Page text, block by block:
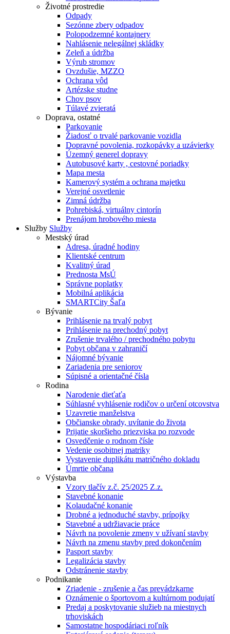
Životné prostredie
Odpady
Sezónne zbery odpadov
Polopodzemné kontajnery
Nahlásenie nelegálnej skládky
Zeleň a údržba
Výrub stromov
Ovzdušie, MZZO
Ochrana vôd
Artézske studne
Chov psov
Túlavé zvieratá
Doprava, ostatné
Parkovanie
Žiadosť o trvalé parkovanie vozidla
Dopravné povolenia, rozkopávky a uzávierky
Územný generel dopravy
Autobusové karty , cestovné poriadky
Mapa mesta
Kamerový systém a ochrana majetku
Verejné osvetlenie
Zimná údržba
Pohrebiská, virtuálny cintorín
Prenájom hrobového miesta
Služby Služby
Mestský úrad
Adresa, úradné hodiny
Klientské centrum
Kvalitný úrad
Prednosta MsÚ
Správne poplatky
Mobilná aplikácia
SMARTCity Šaľa
Bývanie
Prihlásenie na trvalý pobyt
Prihlásenie na prechodný pobyt
Zrušenie trvalého / prechodného pobytu
Pobyt občana v zahraničí
Nájomné bývanie
Zariadenia pre seniorov
Súpisné a orientačné čísla
Rodina
Narodenie dieťaťa
Súhlasné vyhlásenie rodičov o určení otcovstva
Uzavretie manželstva
Občianske obrady, uvítanie do života
Prijatie skoršieho priezviska po rozvode
Osvedčenie o rodnom čísle
Vedenie osobitnej matriky
Vystavenie duplikátu matričného dokladu
Úmrtie občana
Výstavba
Vzory tlačív z.č. 25/2025 Z.z.
Stavebné konanie
Kolaudačné konanie
Drobné a jednoduché stavby, prípojky
Stavebné a udržiavacie práce
Návrh na povolenie zmeny v užívaní stavby
Návrh na zmenu stavby pred dokončením
Pasport stavby
Legalizácia stavby
Odstránenie stavby
Podnikanie
Zriadenie - zrušenie a čas prevádzkarne
Oznámenie o športovom a kultúrnom podujatí
Predaj a poskytovanie služieb na miestnych
trhoviskách
Samostatne hospodáriaci roľník